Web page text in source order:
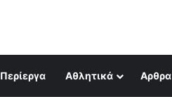
Περίεργα Αθλητικά Αρθρα